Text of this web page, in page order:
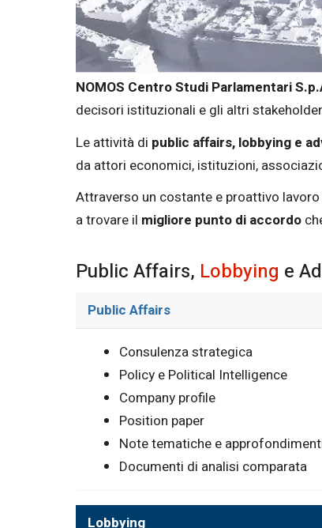
NOMOS Centro Studi Parlamentari
decisori istituzionali e gli altri
Le attività di public affairs, lobbying e
da attori economici, istituzioni,
Attraverso un costante e proattivo
a trovare il migliore punto di accordo
Public Affairs, Lobbying e
Public Affairs
Consulenza strategica
Policy e Political Intelligence
Company profile
Position paper
Note tematiche e
Documenti di analisi comparata
Lobbying